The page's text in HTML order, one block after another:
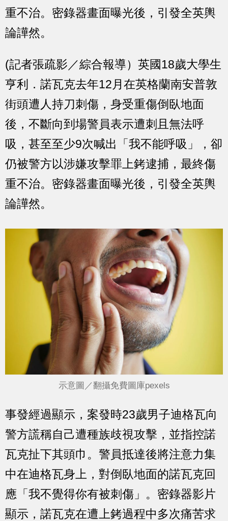
重不治。密錄器畫面曝光後，引發全英輿
論譁然。
(記者張疏影／綜合報導）英國18歲大學生
亨利．諾瓦克去年12月在英格蘭南安普敦
街頭遭人持刀刺傷，身受重傷倒臥地面
後，不斷向到場警員表示遭刺且無法呼
吸，甚至至少9次喊出「我不能呼吸」，卻
仍被警方以涉嫌攻擊罪上銬逮捕，最終傷
重不治。密錄器畫面曝光後，引發全英輿
論譁然。
示意圖／翻攝免費圖庫pexels
事發經過顯示，案發時23歲男子迪格瓦向
警方謊稱自己遭種族歧視攻擊，並指控諾
瓦克扯下其頭巾。警員抵達後將注意力集
中在迪格瓦身上，對倒臥地面的諾瓦克回
應「我不覺得你有被刺傷」。密錄器影片
顯示，諾瓦克在遭上銬過程中多次痛苦求